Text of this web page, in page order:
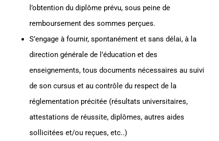
l’obtention du diplôme prévu, sous peine de
remboursement des sommes perçues.
S’engage à fournir, spontanément et sans délai, à la
direction générale de l’éducation et des
enseignements, tous documents nécessaires au suivi
de son cursus et au contrôle du respect de la
réglementation précitée (résultats universitaires,
attestations de réussite, diplômes, autres aides
sollicitées et/ou reçues, etc..)